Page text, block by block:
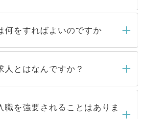
何をすればよいのですか
だきましたら、弊社担当者がご
確認し、その後メールもしくは
、5営業日以内にはご連絡をせて
すので、しばらくお待ちくださ
人とはなんですか？
で取り扱っている求人の
は、Webサイトからご覧いただ
職を強要されることはありま